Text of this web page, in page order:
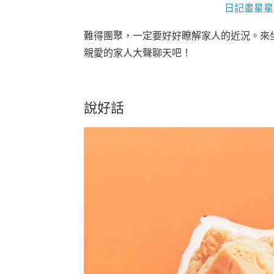
日記畫星星
難得團聚，一定要好好瞭解家人的近況。
親愛的家人大聲聊天吧！
說好話